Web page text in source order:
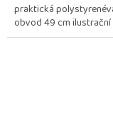
praktická
obvod 49 cm